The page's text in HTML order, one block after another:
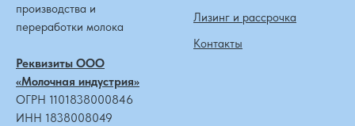
производства и
переработки молока
Реквизиты ООО
«Молочная индустрия»
ОГРН 1101838000846
ИНН 1838008049
Лизинг и рассрочка
Контакты